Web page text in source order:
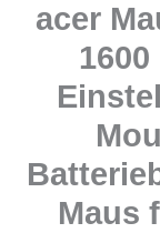
acer
Maus